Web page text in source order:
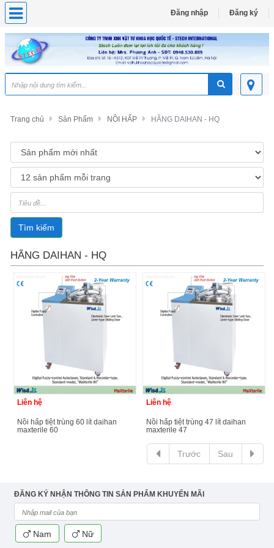
Đăng nhập Đăng ký
Trang chủ Sản Phẩm NỒI HẤP HÃNG DAIHAN - HQ
Tìm kiếm
HÃNG DAIHAN - HQ
Liên hệ
nồi hấp tiệt trùng 60 lít daihan
maxterile 60
Liên hệ
nồi hấp tiệt trùng 47 lít daihan
maxterile 47
Trước Sau
ĐĂNG KÝ NHẬN THÔNG TIN SẢN PHẨM KHUYẾN MÃI
Nam Nữ